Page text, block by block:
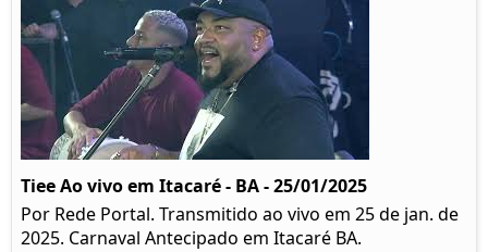
Tiee Ao vivo em Itacaré - BA - 25/01/2025
Por Rede Portal. Transmitido ao vivo em 25 de jan. de
2025. Carnaval Antecipado em Itacaré BA.